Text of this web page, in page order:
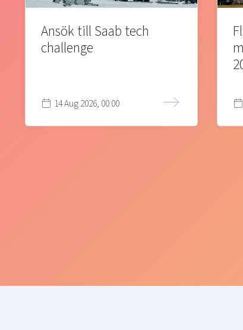
Ansök till Saab tech
challenge
14 Aug 2026, 00:00